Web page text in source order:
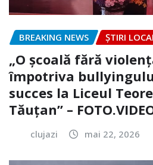
BREAKING NEWS ȘTIRI
„O școală fără
împotriva
succes la Liceul
Tăuțan” –
clujazi mai 22, 2026